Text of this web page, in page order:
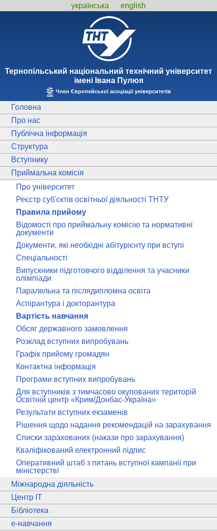
українська english
Тернопiльський національний технiчний унiверситет
iменi Iвана Пулюя
Член Європейської асоціації університетів
Головна
Про нас
Публічна інформація
Структура
Вступнику
Приймальна комісія
Про університет
Реєстр суб'єктів освітньої діяльності ТНТУ
Правила прийому
Відомості про приймальну комісію та нормативні
документи
Документи, які необхідні абітурієнту при вступі
Спеціальності
Випускники підготовчого відділення та учасники
олімпіади
Паралельна та післядипломна освіта
Аспірантура і докторантура
Вартість навчання
Обсяг державного замовлення
Розклад вступних випробувань
Графік прийому громадян
Контактна інформація
Програми вступних випробувань
Для вступників з тимчасово окупованих територій
Освітній центр «Крим/Донбас-Україна»
Результати вступних екзаменів
Рішення щодо надання рекомендацій на зарахування
Списки зарахованих (накази про зарахування)
Кваліфікований електронний підпис
Оперативний штаб з питань вступної кампанії при
міністерстві
Міжнародна діяльність
Центр ІТ
Бібліотека
e-навчання